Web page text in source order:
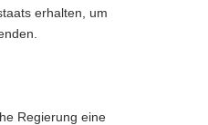
erhalten, um
Regierung eine